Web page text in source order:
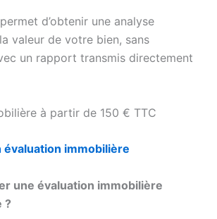
d’obtenir une analyse
valeur de votre bien, sans
un rapport transmis directement
à partir de 150 € TTC
évaluation immobilière
une évaluation immobilière
?